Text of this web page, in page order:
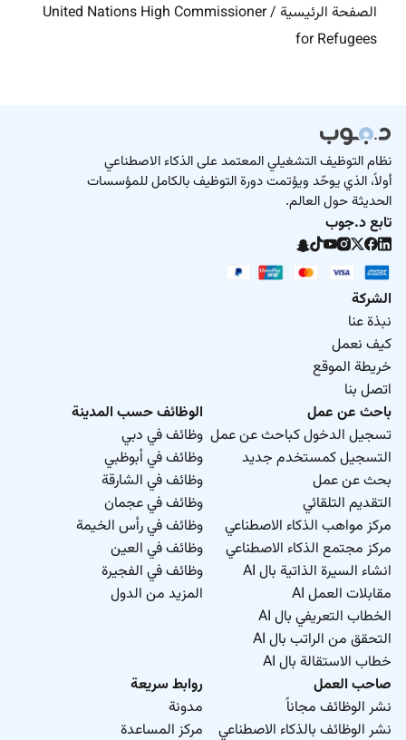
الصفحة الرئيسية /
United Nations High Commissioner
for Refugees
نظام التوظيف التشغيلي المعتمد على الذكاء الاصطناعي
أولاً، الذي يوحّد ويؤتمت دورة التوظيف بالكامل للمؤسسات
الحديثة حول العالم.
تابع د.جوب
الشركة
نبذة عنا
كيف نعمل
خريطة الموقع
اتصل بنا
باحث عن عمل
تسجيل الدخول كباحث عن عمل
التسجيل كمستخدم جديد
بحث عن عمل
التقديم التلقائي
مركز مواهب الذكاء الاصطناعي
مركز مجتمع الذكاء الاصطناعي
انشاء السيرة الذاتية بال AI
مقابلات العمل AI
الخطاب التعريفي بال AI
التحقق من الراتب بال AI
خطاب الاستقالة بال AI
الوظائف حسب المدينة
وظائف في دبي
وظائف في أبوظبي
وظائف في الشارقة
وظائف في عجمان
وظائف في رأس الخيمة
وظائف في العين
وظائف في الفجيرة
المزيد من الدول
صاحب العمل
نشر الوظائف مجاناً
نشر الوظائف بالذكاء الاصطناعي
روابط سريعة
مدونة
مركز المساعدة